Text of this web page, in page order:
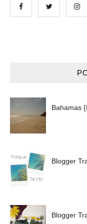
Bahamas
Blogger
Blogger